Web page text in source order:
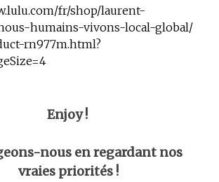
fr/shop/laurent-
humains-vivons-local-global/
rn977m.html?
Enjoy !
nous en regardant nos
vraies priorités !